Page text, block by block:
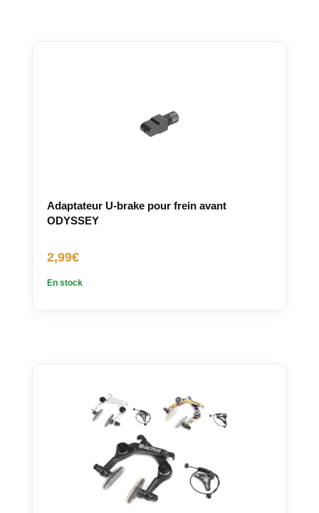
Adaptateur U-brake pour frein avant
ODYSSEY
2,99€
En stock